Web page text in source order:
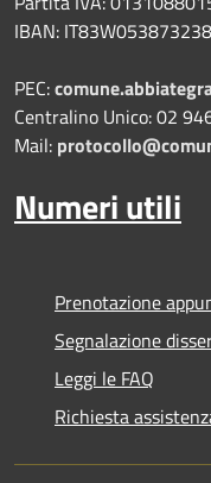
IBAN:
PEC:
Centralino Unico: 02
Mail:
Numeri utili
Prenotazione
Segnalazione
Leggi le FAQ
Richiesta